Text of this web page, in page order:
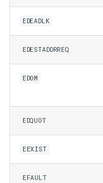
EDEADLK
EDESTADDRREQ
EDOM
EDQUOT
EEXIST
EFAULT